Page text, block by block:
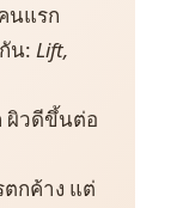
นแรก
น: Lift,
ผิวดีขึ้นต่อ
กค้าง แต่